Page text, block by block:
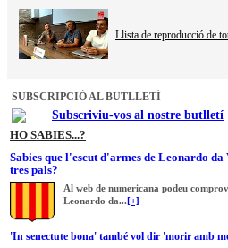
Llista de reproducció de
SUBSCRIPCIÓ AL BUTLLETÍ
Subscriviu-vos al nostre butlletí
HO SABIES...?
Sabies que l'escut d'armes de Leonardo
tres pals?
Al web de numericana podeu
Leonardo da...[+]
'In senectute bona' també vol dir 'morir amb